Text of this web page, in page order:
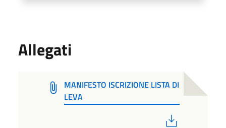
Allegati
MANIFESTO ISCRIZIONE LISTA DI
LEVA